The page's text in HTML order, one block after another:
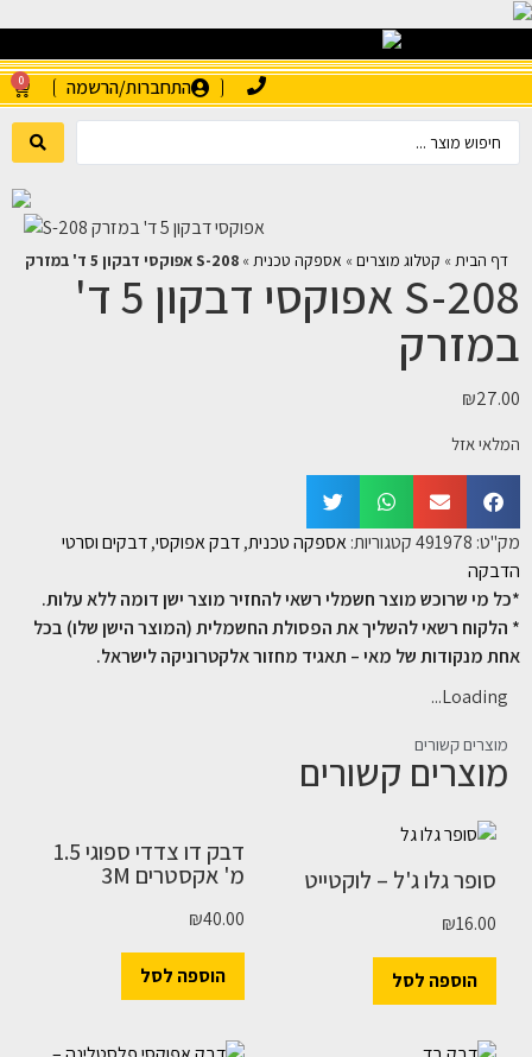
התחברות/הרשמה 0
דף הבית » קטלוג מוצרים » אספקה טכנית »S-208 אפוקסי דבקון 5 ד' במזרק
S-208 אפוקסי דבקון 5 ד'
במזרק
₪27.00
המלאי אזל
מק"ט: 491978קטגוריות:אספקה טכנית,דבק אפוקסי,דבקים וסרטי
הדבקה
*כל מי שרוכש מוצר חשמלי רשאי להחזיר מוצר ישן דומה ללא עלות.
* הלקוח רשאי להשליך את הפסולת החשמלית (המוצר הישן שלו) בכל
אחת מנקודות של מאי – תאגיד מחזור אלקטרוניקה לישראל.
Loading...
מוצרים קשורים
מוצרים קשורים
סופר גלו ג'ל – לוקטייט
₪16.00
הוספה לסל
דבק דו צדדי ספוגי 1.5
מ' אקסטרים 3M
₪40.00
הוספה לסל